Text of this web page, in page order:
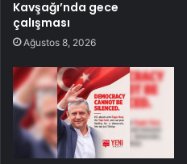
Kavşağı’nda gece
çalışması
Ağustos 8, 2026